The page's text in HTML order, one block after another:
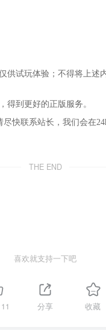
供试玩体验；不得将上
得到更好的正版服务。
快联系站长，我们会在
THE END
喜欢就支持一下吧
11 分享 收藏